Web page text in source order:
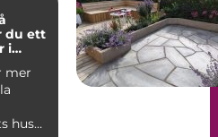
i
mer
hus